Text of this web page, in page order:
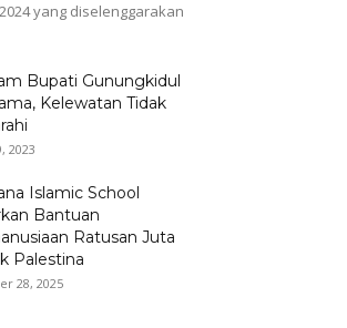
yang diselenggarakan
Bupati Gunungkidul
Kelewatan Tidak
2023
Islamic School
Bantuan
Ratusan Juta
Palestina
28, 2025